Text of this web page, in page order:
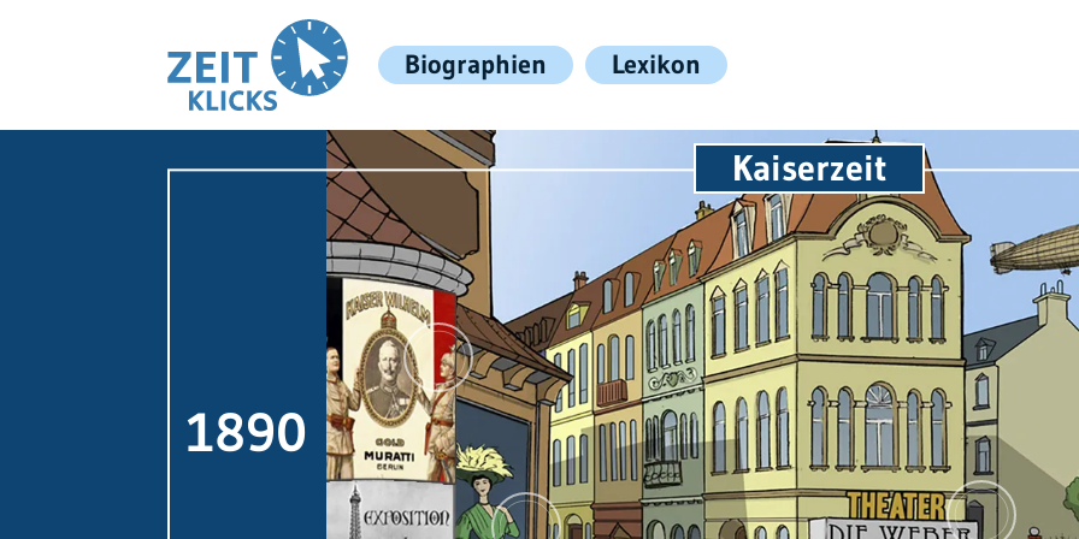
Biographien Lexikon
1890
Kaiserzeit